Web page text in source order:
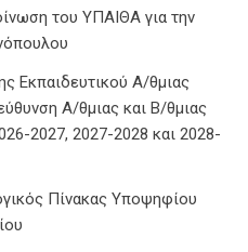
του ΥΠΑΙΘΑ για την
Εκπαιδευτικού Α/θμιας
Α/θμιας και Β/θμιας
2027, 2027-2028 και 2028-
Πίνακας Υποψηφίου